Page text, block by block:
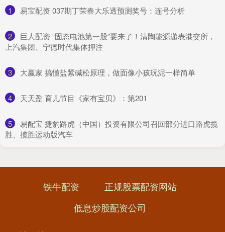
1 ​易宝配资 037期丁荣春大乐透预测奖号：连号分析
2
​巨人配资 “固态电池第一股”要来了！清陶能源递表港交所，
上汽集团、宁德时代集体押注
3 ​大赢家 搞懂盐紧碱松原理，做面像小孩玩泥一样简单
4 ​天天盈 育儿节目《家有宝贝》：第201
5
​易配宝 捷豹路虎（中国）投资有限公司召回部分进口路虎揽
胜、揽胜运动版汽车
铁牛配资
正规股票配资网站
低息炒股配资公司